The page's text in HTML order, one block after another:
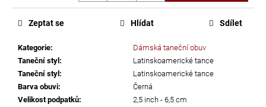
Kategorie:
Dámská taneční obuv
Taneční styl:
Latinskoamerické tance
Taneční styl:
Latinskoamerické tance
Barva obuvi:
Černá
Velikost podpatků:
2,5 inch - 6,5 cm
Zeptat se Hlídat Sdílet
j
e
e
PRECIOSA
VIVA12